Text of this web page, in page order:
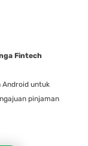
Fintech
Android untuk
pinjaman